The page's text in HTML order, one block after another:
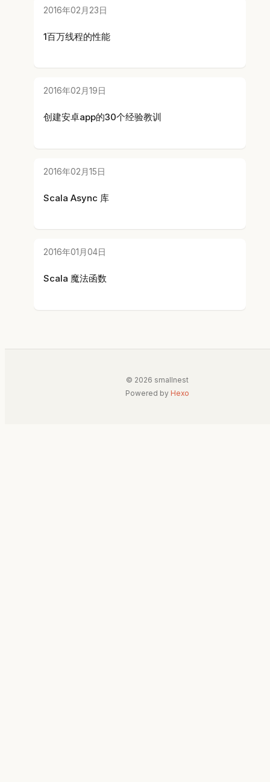
2016年02月23日
1百万线程的性能
2016年02月19日
创建安卓app的30个经验教训
2016年02月15日
Scala Async 库
2016年01月04日
Scala 魔法函数
© 2026 smallnest
Powered by Hexo